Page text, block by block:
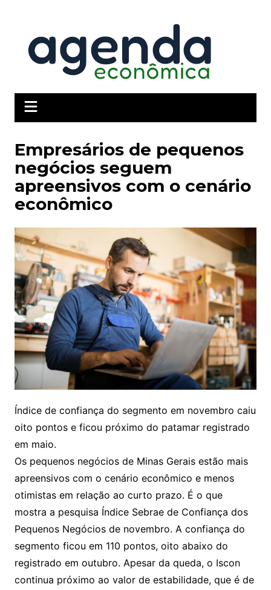
conteúdo
Empresários de pequenos
negócios seguem
apreensivos com o cenário
econômico
Índice de confiança do segmento em novembro caiu
oito pontos e ficou próximo do patamar registrado
em maio.
Os pequenos negócios de Minas Gerais estão mais
apreensivos com o cenário econômico e menos
otimistas em relação ao curto prazo. É o que
mostra a pesquisa Índice Sebrae de Confiança dos
Pequenos Negócios de novembro. A confiança do
segmento ficou em 110 pontos, oito abaixo do
registrado em outubro. Apesar da queda, o Iscon
continua próximo ao valor de estabilidade, que é de